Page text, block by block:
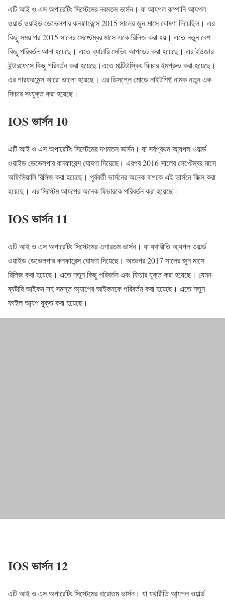
এটি আই ও এস অপারেটিং সিস্টেমের নবমতম ভার্সন। যা আ্যপল কম্পানি আ্যপল
ওয়ার্ল্ড ওয়াইড ডেভেলপার কনফারেন্সে 2015 সালের জুন মাসে ঘোষণা দিয়েছিল। এর
কিছু সময় পর 2015 সালের সেপ্টেম্বর মাসে একে রিলিজ করা হয়। এতে নতুন বেশ
কিছু পরিবর্তন আনা হয়েছে। এতে ব্যাটারি সেভিং আপডেট করা হয়েছে। এর ইউজার
ইন্টারফেসে কিছু পরিবর্তন করা হয়েছে।এতে মাল্টিটাস্কিং ফিচার ইমপ্রুভ করা হয়েছে।
এর পারফরমেন্স আরো ভালো হয়েছে। এর ডিসপ্লে মোডে নাইটশিফ্ট নামক নতুন এক
ফিচার সংযুক্ত করা হয়েছে।
IOS ভার্সন 10
এটি আই ও এস অপারেটিং সিস্টেমের দশমতম ভার্সন। যা সর্বপ্রথম আ্যপল ওয়ার্ল্ড
ওয়াইড ডেভেলপার কনফারেন্স ঘোষণা দিয়েছে। এরপর 2016 সালের সেপ্টেম্বর মাসে
অফিসিয়ালি রিলিজ করা হয়েছে। পূর্ববর্তী ভার্সনের অনেক বাগকে এই ভার্সনে ফিক্স করা
হয়েছে। এর সিস্টেম আ্যপের অনেক ফিচারকে পরিবর্তন করা হয়েছে।
IOS ভার্সন 11
এটি আই ও এস অপারেটিং সিস্টেমের এগারতম ভার্সন। যা যথারীতি আ্যপল ওয়ার্ল্ড
ওয়াইড ডেভেলপার কনফারেন্স ঘোষণা দিয়েছে। অতঃপর 2017 সালের জুন মাসে
রিলিজ করা হয়েছে। এতে নতুন কিছু পরিবর্তন এবং ফিচার যুক্ত করা হয়েছে। যেমন
ব্যটারি আইকন সহ সমস্ত অ্যাপের আইকনকে পরিবর্তন করা হয়েছে। এতে নতুন
ফাইল আ্যপ যুক্ত করা হয়েছে।
IOS ভার্সন 12
এটি আই ও এস অপারেটিং সিস্টেমের বারোতম ভার্সন। যা যথারীতি আ্যপল ওয়ার্ল্ড